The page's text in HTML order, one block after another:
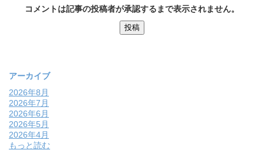
コメントは記事の投稿者が承認するまで表示されません。
アーカイブ
2026年8月
2026年7月
2026年6月
2026年5月
2026年4月
もっと読む